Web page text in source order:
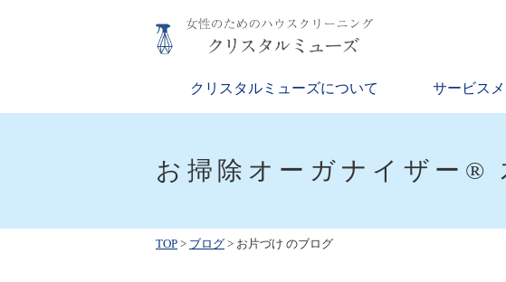
クリスタルミューズについて サービス
お掃除オーガナイザー®
TOP > ブログ > お片づけ のブログ